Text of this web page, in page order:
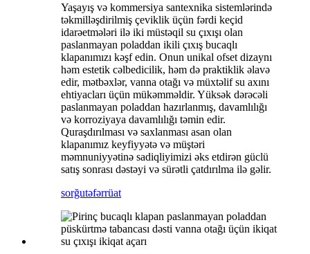
Yaşayış və kommersiya santexnika sistemlərində
təkmilləşdirilmiş çeviklik üçün fərdi keçid
idarəetmələri ilə iki müstəqil su çıxışı olan
paslanmayan poladdan ikili çıxış bucaqlı
klapanımızı kəşf edin. Onun unikal ofset dizaynı
həm estetik cəlbedicilik, həm də praktiklik əlavə
edir, mətbəxlər, vanna otağı və müxtəlif su axını
ehtiyacları üçün mükəmməldir. Yüksək dərəcəli
paslanmayan poladdan hazırlanmış, davamlılığı
və korroziyaya davamlılığı təmin edir.
Quraşdırılması və saxlanması asan olan
klapanımız keyfiyyətə və müştəri
məmnuniyyətinə sadiqliyimizi əks etdirən güclü
satış sonrası dəstəyi və sürətli çatdırılma ilə gəlir.
sorğutəfərrüat